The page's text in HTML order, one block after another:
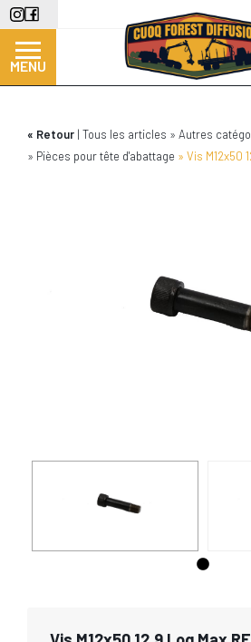
Aller
au
contenu
principal
MENU
Retour Tous les articles
Autres
Pièces pour tête d'abattage
Vis M12x50